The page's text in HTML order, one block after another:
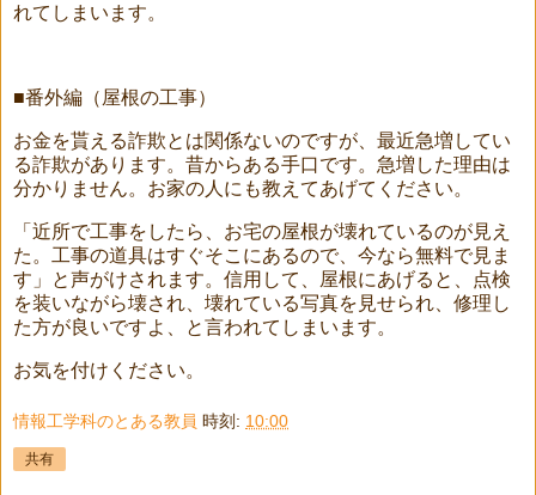
れてしまいます。
■番外編（屋根の工事）
お金を貰える詐欺とは関係ないのですが、最近急増してい
る詐欺があります。昔からある手口です。急増した理由は
分かりません。お家の人にも教えてあげてください。
「近所で工事をしたら、お宅の屋根が壊れているのが見え
た。工事の道具はすぐそこにあるので、今なら無料で見ま
す」と声がけされます。信用して、屋根にあげると、点検
を装いながら壊され、壊れている写真を見せられ、修理し
た方が良いですよ、と言われてしまいます。
お気を付けください。
情報工学科のとある教員 時刻: 10:00
共有